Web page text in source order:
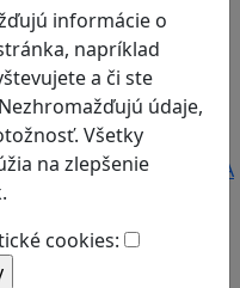
informácie o
napríklad
a či ste
údaje,
Všetky
na zlepšenie
cookies:
aby ste
A Wildlife